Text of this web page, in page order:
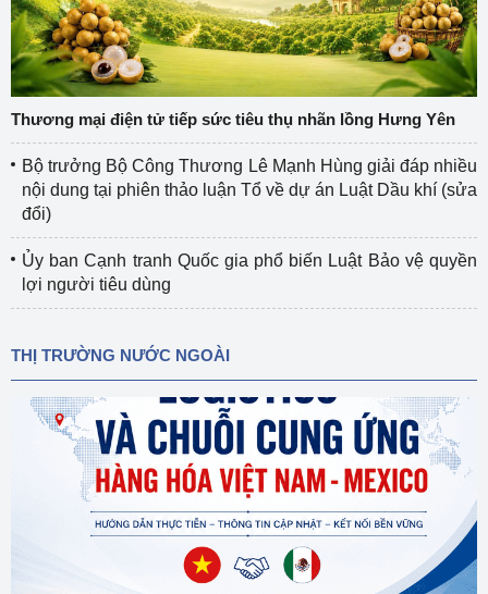
Thương mại điện tử tiếp sức tiêu thụ nhãn lồng Hưng Yên
Bộ trưởng Bộ Công Thương Lê Mạnh Hùng giải đáp nhiều
nội dung tại phiên thảo luận Tổ về dự án Luật Dầu khí (sửa
đổi)
Ủy ban Cạnh tranh Quốc gia phổ biến Luật Bảo vệ quyền
lợi người tiêu dùng
THỊ TRƯỜNG NƯỚC NGOÀI